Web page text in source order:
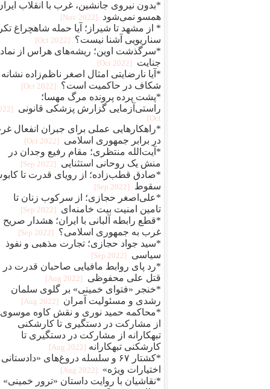
*بدون نیروی جانشین، غرب با انقلاب
همسو نمی‌شود
[2022 Nov]
* از مشهد تا شیراز؛ آیا حمله شاهچراغ
سناریویی آشنا نیست؟
[2022 Oct]
*سرگذشت اوین؛ ریشه‌های هراس از نماد
جنایت
[2022 Oct]
*آیا نارضایتی امثال اصغر ناظم‌زاده نشانه
شکاف در حاکمیت است؟
[2022 Oct]
*پشت پرده پرونده مرگ مهسا؛
راستی‌آزمایی گزارش پزشکی قانونی
Oct]
*راهکارهایی عملی برای جبران انفعال
در برابر جمهوری اسلامی
[2022 Oct]
*آیت‌الله منتظری؛ مقام رفیع وجدان در
منش یک روحانی استثنایی
[2022 Sep]
*صادق قطب‌زاده؛ از رویای قدرت تا
سقوط
[2022 Sep]
*علی‌اصغر حجازی؛ از سرکوب زنان تا
تامین امنیت بیت خامنه‌ای
[2022 Sep]
*قطع رابطه آلبانی با ایران؛ هشدار صریح
غرب به جمهوری اسلامی؟
[2022 Sep]
*سید جواد حجازی؛ تجارت مذهبی و نفوذ
سیاسی
[2022 Sep]
*رد پای روابط مافيایی صاحبان قدرت در
قتل علی محفوظی
[2022 Aug]
*خنجر «فتوای خمینی» بر گلوی سلمان
رشدی و مسئولیت آمران
[2022 Aug]
*محاکمه حمید نوری و نقش کاوه
از مشارکت در دستگیری تا کارشکنی
تبهکارانه از مشارکت در دستگیری تا
کارشکنی تبهکارانه [2022 Aug]
*کشتار ۶۷ و سلسله دروغ‌های «دادستانی
اختیارات ویژه»
[2022 Aug]
*نقاشیان با روایت داستان «ترور خمینی»